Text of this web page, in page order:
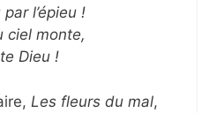
l’épieu !
ciel monte,
Dieu !
Les fleurs du mal,